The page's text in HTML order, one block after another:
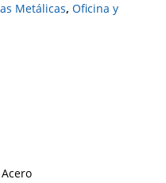
Metálicas, Oficina y